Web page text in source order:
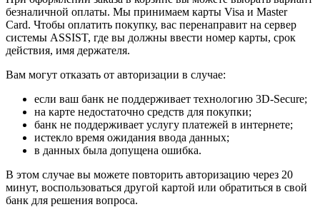
безналичной оплаты. Мы принимаем карты Visa и Master
Card. Чтобы оплатить покупку, вас перенаправит на сервер
системы ASSIST, где вы должны ввести номер карты, срок
действия, имя держателя.
Вам могут отказать от авторизации в случае:
если ваш банк не поддерживает технологию 3D-Secure;
на карте недостаточно средств для покупки;
банк не поддерживает услугу платежей в интернете;
истекло время ожидания ввода данных;
в данных была допущена ошибка.
В этом случае вы можете повторить авторизацию через 20
минут, воспользоваться другой картой или обратиться в свой
банк для решения вопроса.